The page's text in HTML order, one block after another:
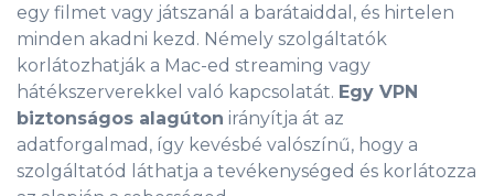
egy filmet vagy játszanál a barátaiddal, és hirtelen
minden akadni kezd. Némely szolgáltatók
korlátozhatják a Mac-ed streaming vagy
hátékszerverekkel való kapcsolatát. Egy VPN
biztonságos alagúton irányítja át az
adatforgalmad, így kevésbé valószínű, hogy a
szolgáltatód láthatja a tevékenységed és korlátozza